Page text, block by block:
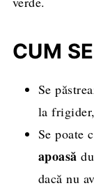
CUM
Se
la
Se poate
apoasă
dacă nu